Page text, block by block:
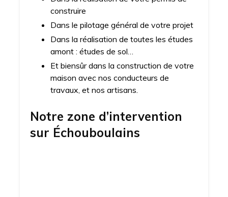
construire
Dans le pilotage général de votre projet
Dans la réalisation de toutes les études
amont : études de sol…
Et biensûr dans la construction de votre
maison avec nos conducteurs de
travaux, et nos artisans.
Notre zone d’intervention
sur Échouboulains